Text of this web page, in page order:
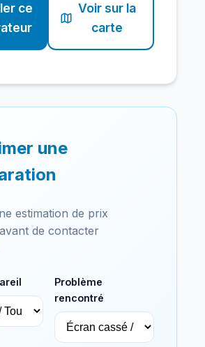
ce
Voir sur la
carte
une
estimation de prix
de contacter
Problème
rencontré